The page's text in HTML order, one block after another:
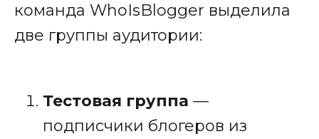
команда WhoIsBlogger выделила
две группы аудитории:
Тестовая группа —
подписчики блогеров из